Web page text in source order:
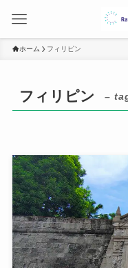
ホーム フィリピン
フィリピン –